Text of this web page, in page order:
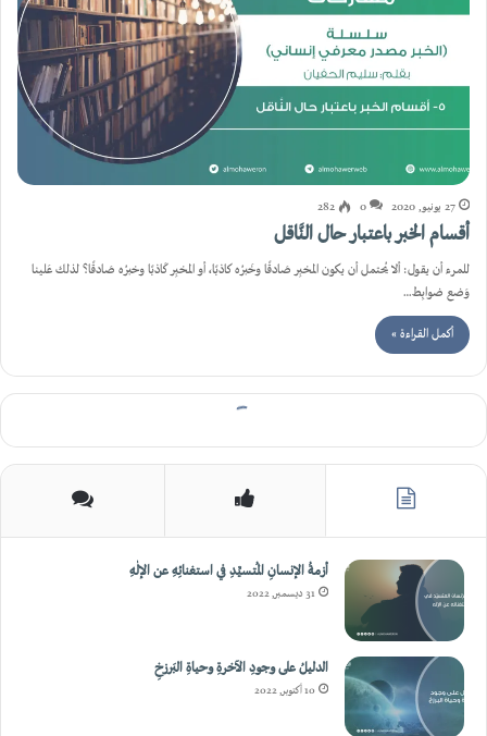
27 يونيو, 2020 0
282
أقسام الخبر باعتبار حال النَّاقل
للمرء أن يقول: ألا يُحتمل أن يكون المخبِر صَادقًا وخَبرُه كاذبًا، أو المخبِر كَاذبًا وخبرُه صَادقًا؟ لذلك عَلينا
وَضع ضوابِط…
أكمل القراءة »
أزمةُ الإنسانِ المُتسيِّدِ في استغنائِهِ عن الإلٰهِ
31 ديسمبر, 2022
الدليلُ على وجودِ الآخرةِ وحياةِ البَرزخِ
10 أكتوبر, 2022